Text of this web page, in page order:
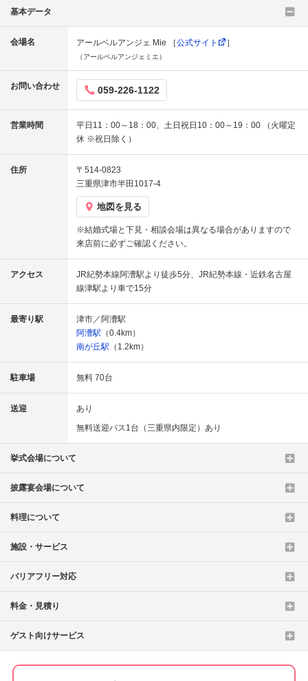
基本データ
会場名 アールベルアンジェ Mie ［公式サイト ］
（アールベルアンジェミエ）
お問い合わせ 059-226-1122
営業時間
平日11：00～18：00、土日祝日10：00～19：00 （火曜定
休 ※祝日除く）
住所
〒514-0823
三重県津市半田1017-4
地図を見る
※結婚式場と下見・相談会場は異なる場合がありますので
来店前に必ずご確認ください。
アクセス
JR紀勢本線阿漕駅より徒歩5分、JR紀勢本線・近鉄名古屋
線津駅より車で15分
最寄り駅
津市／阿漕駅
阿漕駅 （0.4km）
南が丘駅 （1.2km）
駐車場 無料 70台
送迎
あり
無料送迎バス1台（三重県内限定）あり
挙式会場について
披露宴会場について
料理について
施設・サービス
バリアフリー対応
料金・見積り
ゲスト向けサービス